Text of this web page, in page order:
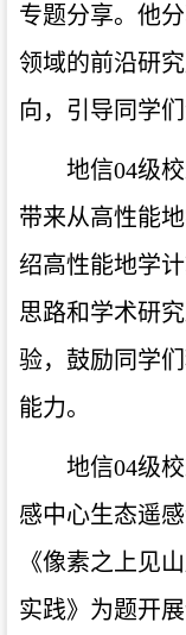
专题分享。他
领域的前沿研
向，引导同学
地信04级
带来从高性能
绍高性能地学
思路和学术研
验，鼓励同学
能力。
地信04级
感中心生态遥
《像素之上见
实践》为题开